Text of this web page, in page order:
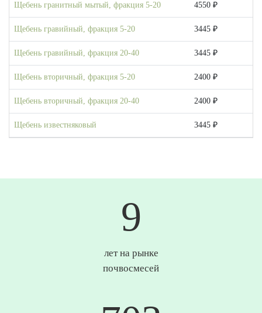
Щебень гранитный мытый, фракция 5-20 4550 ₽
Щебень гравийный, фракция 5-20 3445 ₽
Щебень гравийный, фракция 20-40 3445 ₽
Щебень вторичный, фракция 5-20 2400 ₽
Щебень вторичный, фракция 20-40 2400 ₽
Щебень известняковый 3445 ₽
10
лет на рынке
почвосмесей